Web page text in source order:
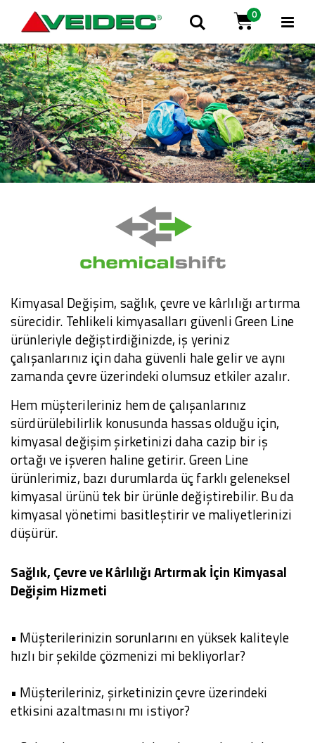
AramaCart
0
aç/
Kimyasal Değişim, sağlık, çevre ve kârlılığı artırma
sürecidir. Tehlikeli kimyasalları güvenli Green Line
ürünleriyle değiştirdiğinizde, iş yeriniz
çalışanlarınız için daha güvenli hale gelir ve aynı
zamanda çevre üzerindeki olumsuz etkiler azalır.
Hem müşterileriniz hem de çalışanlarınız
sürdürülebilirlik konusunda hassas olduğu için,
kimyasal değişim şirketinizi daha cazip bir iş
ortağı ve işveren haline getirir. Green Line
ürünlerimiz, bazı durumlarda üç farklı geleneksel
kimyasal ürünü tek bir ürünle değiştirebilir. Bu da
kimyasal yönetimi basitleştirir ve maliyetlerinizi
düşürür.
Sağlık, Çevre ve Kârlılığı Artırmak İçin Kimyasal
Değişim Hizmeti
• Müşterilerinizin sorunlarını en yüksek kaliteyle
hızlı bir şekilde çözmenizi mi bekliyorlar?
• Müşterileriniz, şirketinizin çevre üzerindeki
etkisini azaltmasını mı istiyor?